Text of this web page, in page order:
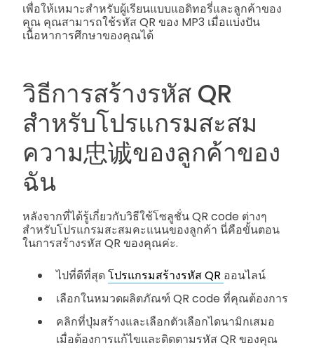
เพื่อให้เหมาะสำหรับผู้เรียนแบบแอดิทอรี่และลูกค้าของ
คุณ คุณสามารถใช้รหัส QR ของ MP3 เมื่อแบ่งปัน
เนื้อหาการศึกษาของคุณได้
วิธีการสร้างรหัส QR
สำหรับโปรแกรมสะสม
ความ忠诚ของลูกค้าของ
ฉัน
หลังจากที่ได้รู้เกี่ยวกับวิธีใช้โซลูชั่น QR code ต่างๆ
สำหรับโปรแกรมสะสมคะแนนของลูกค้า นี่คือขั้นตอน
ในการสร้างรหัส QR ของคุณค่ะ.
ไปที่ดีที่สุดโปรแกรมสร้างรหัส QR ออนไลน์
เลือกในหมวดผลิตภัณฑ์ QR code ที่คุณต้องการ
คลิกที่ปุ่มสร้างและเลือกตัวเลือกไดนามิกเสมอ
เมื่อต้องการแก้ไขและติดตามรหัส QR ของคุณ